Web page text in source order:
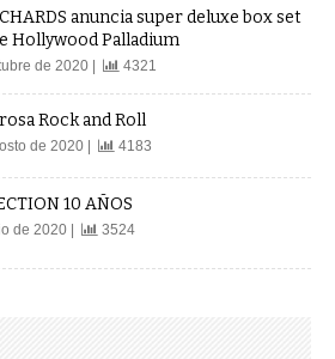
anuncia super deluxe box set
Hollywood Palladium
de 2020 | 4321
Rock and Roll
de 2020 | 4183
10 AÑOS
de 2020 | 3524